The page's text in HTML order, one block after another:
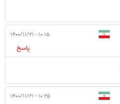
۱۰:۱۵ - ۱۴۰۰/۱۱/۲۱
پاسخ
۱۰:۲۵ - ۱۴۰۰/۱۱/۲۱